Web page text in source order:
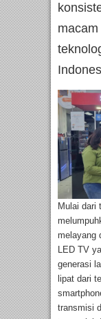
Mulai dari
melayang
LED TV
generasi
lipat dari
transmisi